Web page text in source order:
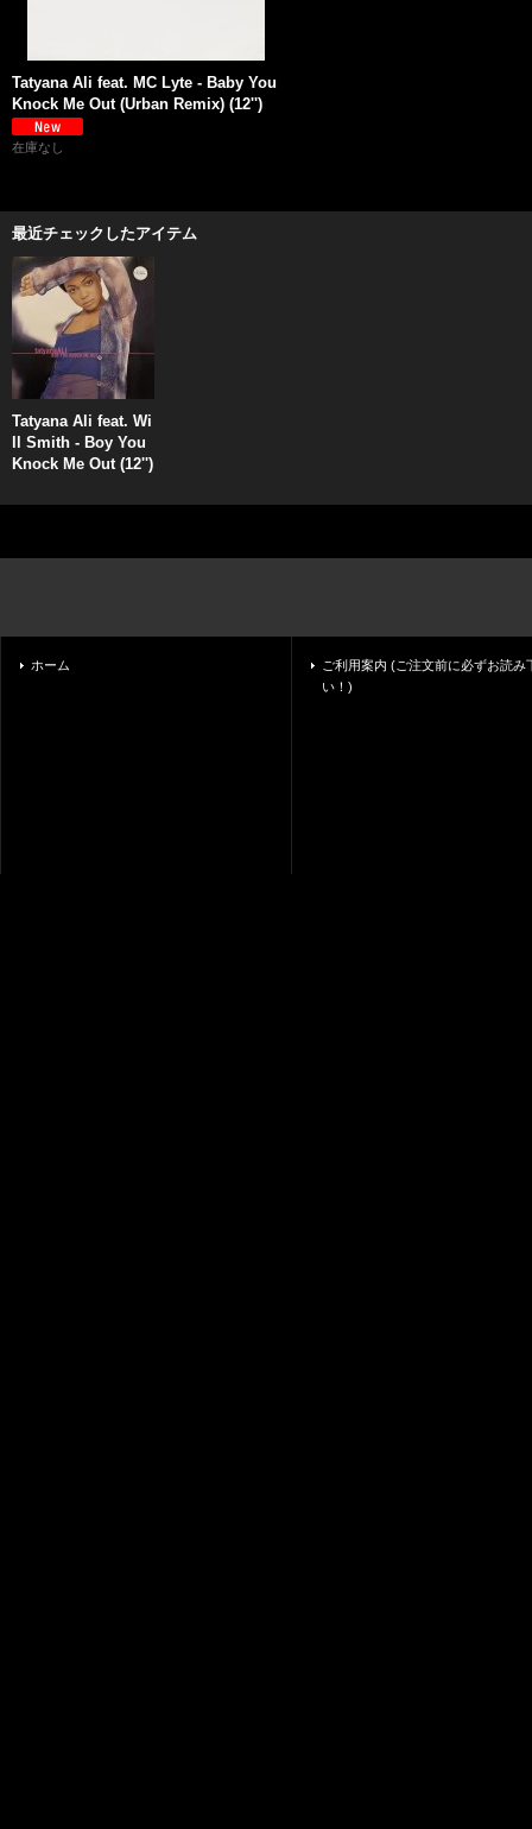
Tatyana Ali feat. MC Lyte - Baby You
Knock Me Out (Urban Remix) (12'')
在庫なし
最近チェックしたアイテム
Tatyana Ali feat. Wi
ll Smith - Boy You
Knock Me Out (12'')
ホーム
ご利用案内 (ご注文前に必ずお読み
い！)